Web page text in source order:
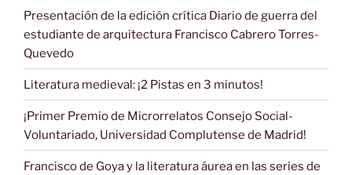
Presentación de la edición crítica Diario de guerra del
estudiante de arquitectura Francisco Cabrero Torres-
Quevedo
Literatura medieval: ¡2 Pistas en 3 minutos!
¡Primer Premio de Microrrelatos Consejo Social-
Voluntariado, Universidad Complutense de Madrid!
Francisco de Goya y la literatura áurea en las series de